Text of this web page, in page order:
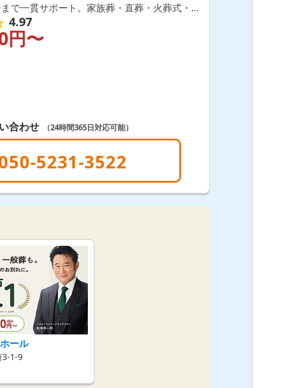
で一貫サポート。家族葬・直葬・火葬式・
放映中・事前相談も歓迎。病院からのご移
電話相談・お見積り・資料請求すべて無料
4.97
円〜
合わせ （24時間365日対応可能）
5231-3522
ール
3-1-9